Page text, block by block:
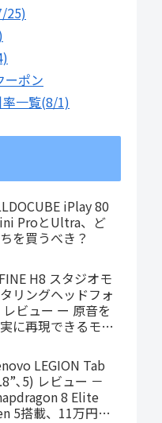
25)
ーポン
一覧(8/1)
iPlay 80
ProとUltra、ど
を買うべき？
H8 スタジオモ
リングヘッドフォ
レビュー ー 原音を
に再現できるモニ
円台で購入でき
LEGION Tab
､5) レビュー －
8 Elite
5搭載、11万円台